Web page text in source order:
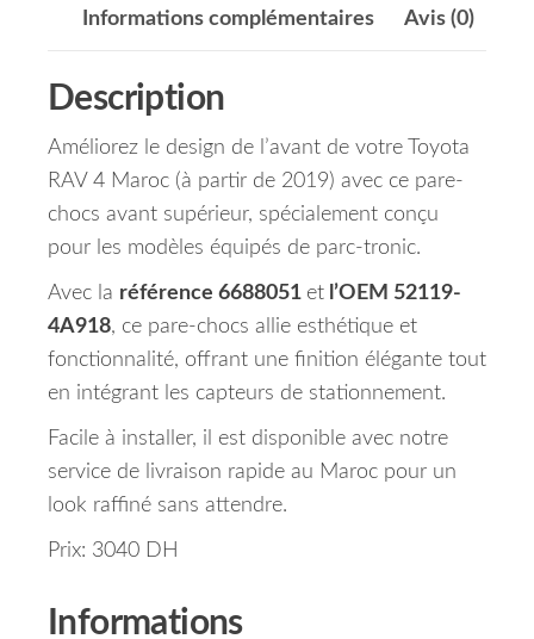
Informations complémentaires Avis (0)
Description
Améliorez le design de l’avant de votre Toyota
RAV 4 Maroc (à partir de 2019) avec ce pare-
chocs avant supérieur, spécialement conçu
pour les modèles équipés de parc-tronic.
Avec la référence 6688051 et l’OEM 52119-
4A918, ce pare-chocs allie esthétique et
fonctionnalité, offrant une finition élégante tout
en intégrant les capteurs de stationnement.
Facile à installer, il est disponible avec notre
service de livraison rapide au Maroc pour un
look raffiné sans attendre.
Prix: 3040 DH
Informations